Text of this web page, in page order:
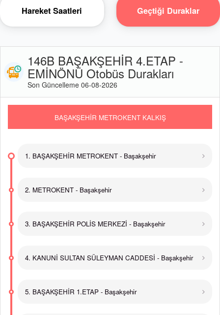
Hareket Saatleri Geçtiği Duraklar
146B BAŞAKŞEHİR 4.ETAP -
EMİNÖNÜ Otobüs Durakları
Son Güncelleme 06-08-2026
BAŞAKŞEHİR METROKENT KALKIŞ
1. BAŞAKŞEHİR METROKENT - Başakşehir
2. METROKENT - Başakşehir
3. BAŞAKŞEHİR POLİS MERKEZİ - Başakşehir
4. KANUNİ SULTAN SÜLEYMAN CADDESİ - Başakşehir
5. BAŞAKŞEHİR 1.ETAP - Başakşehir